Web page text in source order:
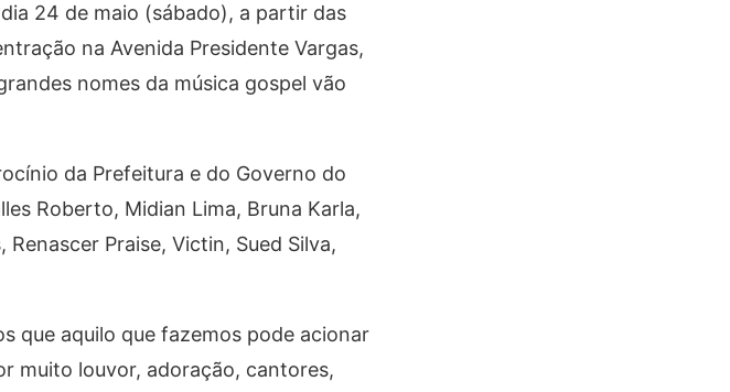
24 de maio (sábado), a partir das
na Avenida Presidente Vargas,
nomes da música gospel vão
da Prefeitura e do Governo do
Roberto, Midian Lima, Bruna Karla,
Praise, Victin, Sued Silva,
que aquilo que fazemos pode acionar
muito louvor, adoração, cantores,